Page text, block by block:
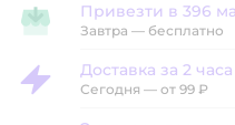
Привезти в магазин
Привезти в 396
Завтра — бесплатно
Доставка за 2 часа
Доставка за 2 часа
Сегодня — от 99 ₽